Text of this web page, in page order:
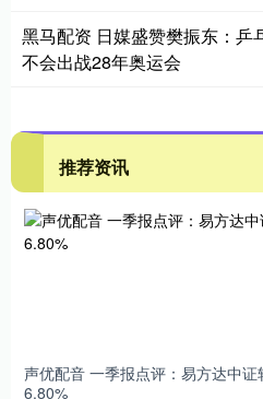
黑马配资 日媒盛赞樊振东：乒
不会出战28年奥运会
推荐资讯
声优配音 一季报点评：易方达中
6.80%